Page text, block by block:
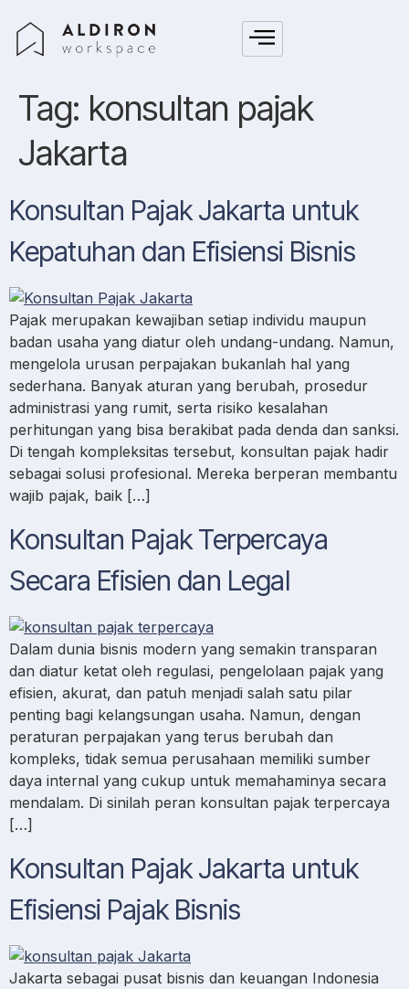
Tag: konsultan pajak
Jakarta
Konsultan Pajak Jakarta untuk
Kepatuhan dan Efisiensi Bisnis
Pajak merupakan kewajiban setiap individu maupun
badan usaha yang diatur oleh undang-undang. Namun,
mengelola urusan perpajakan bukanlah hal yang
sederhana. Banyak aturan yang berubah, prosedur
administrasi yang rumit, serta risiko kesalahan
perhitungan yang bisa berakibat pada denda dan sanksi.
Di tengah kompleksitas tersebut, konsultan pajak hadir
sebagai solusi profesional. Mereka berperan membantu
wajib pajak, baik […]
Konsultan Pajak Terpercaya
Secara Efisien dan Legal
Dalam dunia bisnis modern yang semakin transparan
dan diatur ketat oleh regulasi, pengelolaan pajak yang
efisien, akurat, dan patuh menjadi salah satu pilar
penting bagi kelangsungan usaha. Namun, dengan
peraturan perpajakan yang terus berubah dan
kompleks, tidak semua perusahaan memiliki sumber
daya internal yang cukup untuk memahaminya secara
mendalam. Di sinilah peran konsultan pajak terpercaya
[…]
Konsultan Pajak Jakarta untuk
Efisiensi Pajak Bisnis
Jakarta sebagai pusat bisnis dan keuangan Indonesia